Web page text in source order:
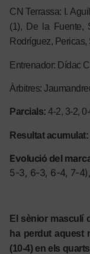
CN Terrassa: I.
(1), De la Fuente,
Rodríguez, Pericas,
Entrenador: Dídac
Àrbitres:
Parcials: 4-2, 3-2,
Resultat acumulat:
Evolució del
5-3, 6-3, 6-4, 7-
El sènior masculí
ha perdut aquest
(10-4) en els